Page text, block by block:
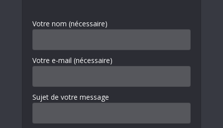
Votre nom (nécessaire)
Votre e-mail (nécessaire)
Sujet de votre message